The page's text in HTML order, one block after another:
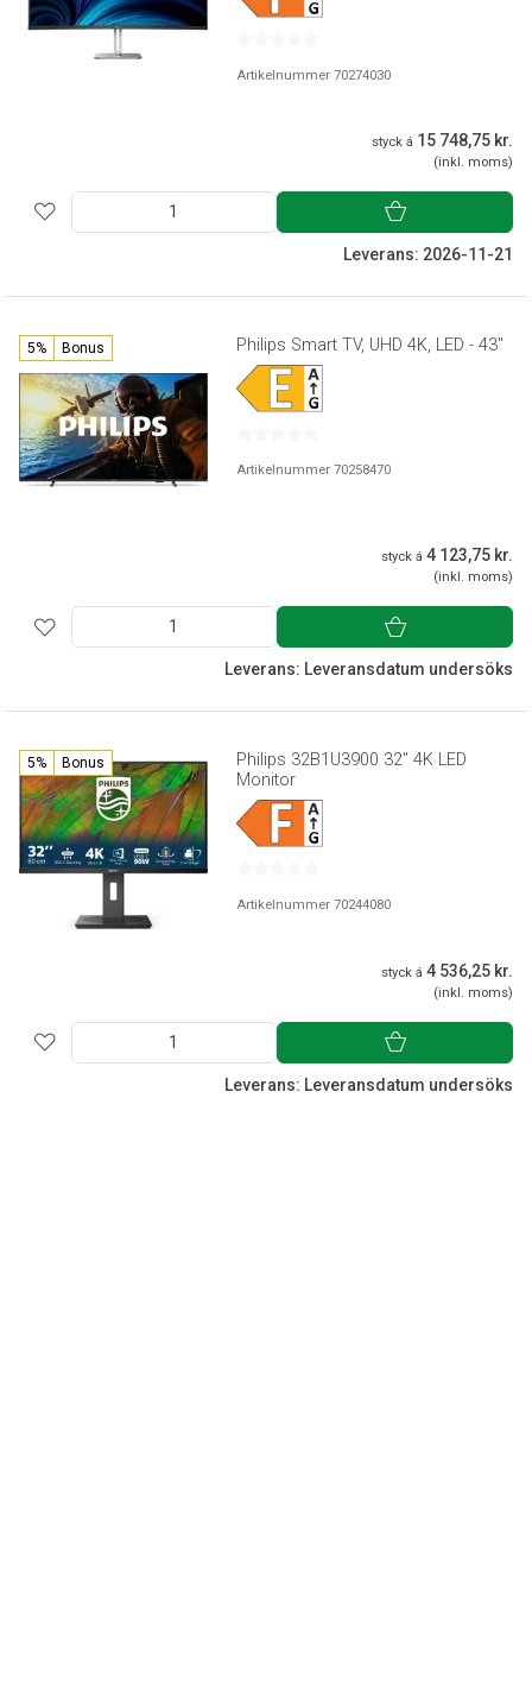
Artikelnummer 70274030
styck á 15 748,75 kr.
(inkl. moms)
Leverans: 2026-11-21
5% Bonus Philips Smart TV, UHD 4K, LED - 43"
Artikelnummer 70258470
styck á 4 123,75 kr.
(inkl. moms)
Leverans: Leveransdatum undersöks
5% Bonus
Philips 32B1U3900 32" 4K LED
Monitor
Artikelnummer 70244080
styck á 4 536,25 kr.
(inkl. moms)
Leverans: Leveransdatum undersöks